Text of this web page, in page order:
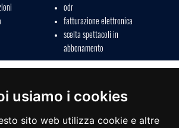
usiamo i cookies
sito web utilizza cookie e altre
odr
fatturazione elettronica
scelta spettacoli in
abbonamento